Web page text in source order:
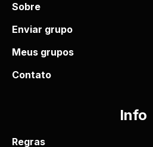
Sobre
Enviar grupo
Meus grupos
Contato
Info
Regras